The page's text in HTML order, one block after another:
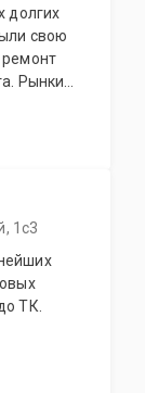
долгих
свою
ремонт
Рынки
1с3
ТК.